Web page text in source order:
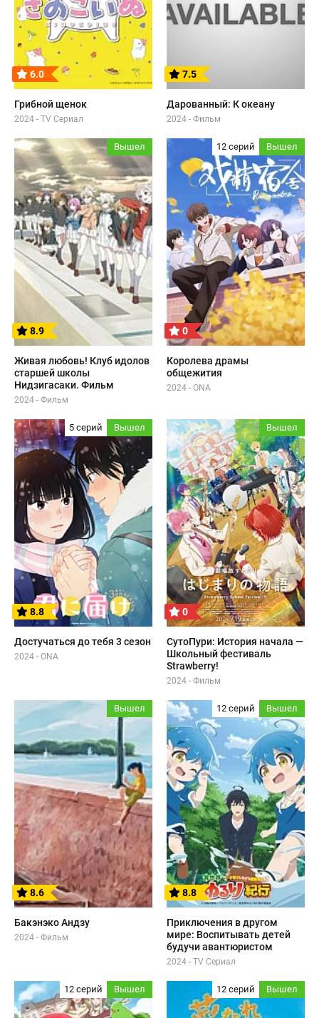
6.0
Грибной щенок
2024 - TV Сериал
7.5
Дарованный: К океану
2024 - Фильм
Вышел
8.9
Живая любовь! Клуб идолов
старшей школы
Нидзигасаки. Фильм
2024 - Фильм
12 серий Вышел
0
Королева драмы
общежития
2024 - ONA
5 серий Вышел
8.8
Достучаться до тебя 3 сезон
2024 - ONA
Вышел
0
СутоПури: История начала —
Школьный фестиваль
Strawberry!
2024 - Фильм
Вышел
8.6
Бакэнэко Андзу
2024 - Фильм
12 серий Вышел
8.8
Приключения в другом
мире: Воспитывать детей
будучи авантюристом
2024 - TV Сериал
12 серий Вышел 12 серий Вышел